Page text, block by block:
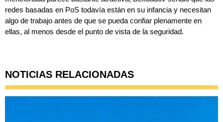
redes basadas en PoS todavía están en su infancia y necesitan
algo de trabajo antes de que se pueda confiar plenamente en
ellas, al menos desde el punto de vista de la seguridad.
NOTICIAS RELACIONADAS